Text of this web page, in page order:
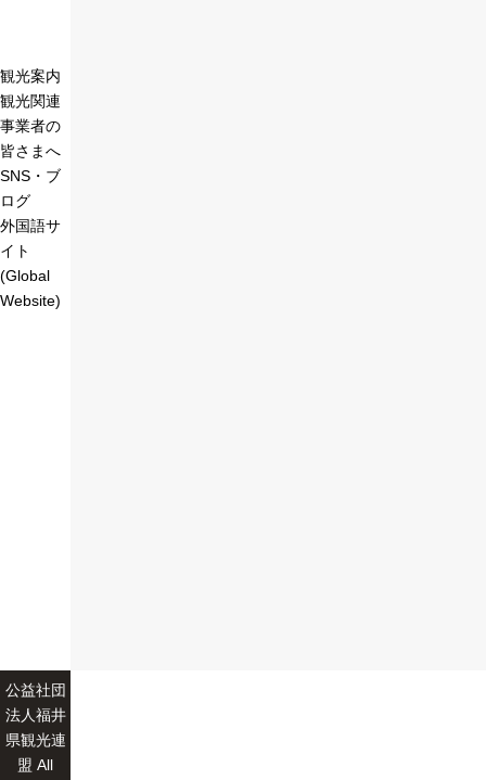
観光案内
観光関連
事業者の
皆さまへ
SNS・ブ
ログ
外国語サ
イト
(Global
Website)
公益社団
法人福井
県観光連
盟 All